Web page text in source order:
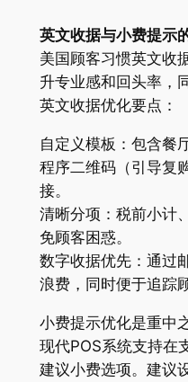
英文收据与小费提示
美国顾客习惯英文收
升专业感和回头率，
英文收据优化要点：
自定义模板：包含餐
程序二维码（引导复
接。
清晰分项：税前小计
免顾客困惑。
数字收据优先：通过
浪费，同时便于追踪
小费提示优化是重中
现代POS系统支持在
建议小费选项。建议